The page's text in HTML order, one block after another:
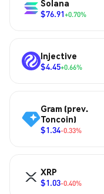
Solana
$76.91+0.70%
Injective
$4.45+0.66%
Gram (prev.
Toncoin)
$1.34-0.33%
XRP
$1.03-0.40%